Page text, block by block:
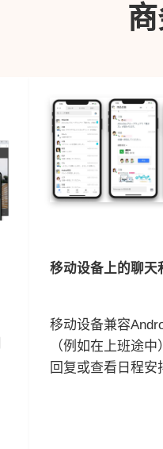
移动设备上的聊天
移动设备兼容
（例如在上班途
回复或查看日程安